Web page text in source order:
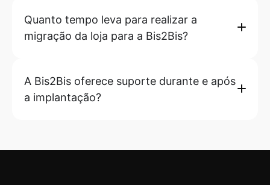
Quanto tempo leva para realizar a
migração da loja para a Bis2Bis?
A Bis2Bis oferece suporte durante e após
a implantação?